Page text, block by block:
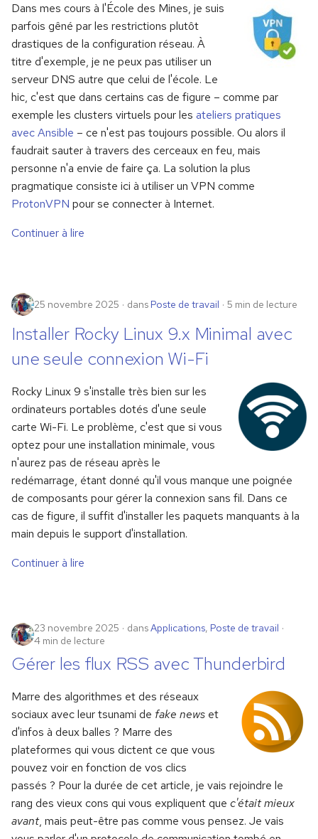
Dans mes cours à l'École des Mines, je suis
parfois gêné par les restrictions plutôt
drastiques de la configuration réseau. À
titre d'exemple, je ne peux pas utiliser un
serveur DNS autre que celui de l'école. Le
hic, c'est que dans certains cas de figure – comme par
exemple les clusters virtuels pour les ateliers pratiques
avec Ansible – ce n'est pas toujours possible. Ou alors il
faudrait sauter à travers des cerceaux en feu, mais
personne n'a envie de faire ça. La solution la plus
pragmatique consiste ici à utiliser un VPN comme
ProtonVPN pour se connecter à Internet.
Continuer à lire
25 novembre 2025 dans Poste de travail 5 min de lecture
Installer Rocky Linux 9.x Minimal avec
une seule connexion Wi-Fi
Rocky Linux 9 s'installe très bien sur les
ordinateurs portables dotés d'une seule
carte Wi-Fi. Le problème, c'est que si vous
optez pour une installation minimale, vous
n'aurez pas de réseau après le
redémarrage, étant donné qu'il vous manque une poignée
de composants pour gérer la connexion sans fil. Dans ce
cas de figure, il suffit d'installer les paquets manquants à la
main depuis le support d'installation.
Continuer à lire
23 novembre 2025 dansApplications, Poste de travail
4 min de lecture
Gérer les flux RSS avec Thunderbird
Marre des algorithmes et des réseaux
sociaux avec leur tsunami de fake news et
d'infos à deux balles ? Marre des
plateformes qui vous dictent ce que vous
pouvez voir en fonction de vos clics
passés ? Pour la durée de cet article, je vais rejoindre le
rang des vieux cons qui vous expliquent que c'était mieux
avant, mais peut-être pas comme vous pensez. Je vais